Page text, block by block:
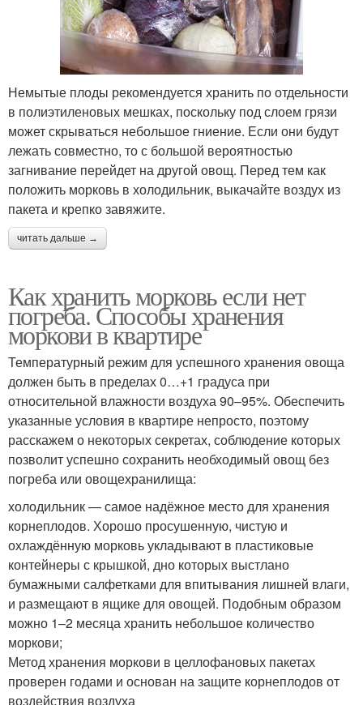
Немытые плоды рекомендуется хранить по отдельности
в полиэтиленовых мешках, поскольку под слоем грязи
может скрываться небольшое гниение. Если они будут
лежать совместно, то с большой вероятностью
загнивание перейдет на другой овощ. Перед тем как
положить морковь в холодильник, выкачайте воздух из
пакета и крепко завяжите.
читать дальше →
Как хранить морковь если нет
погреба. Способы хранения
моркови в квартире
Температурный режим для успешного хранения овоща
должен быть в пределах 0…+1 градуса при
относительной влажности воздуха 90–95%. Обеспечить
указанные условия в квартире непросто, поэтому
расскажем о некоторых секретах, соблюдение которых
позволит успешно сохранить необходимый овощ без
погреба или овощехранилища:
холодильник — самое надёжное место для хранения
корнеплодов. Хорошо просушенную, чистую и
охлаждённую морковь укладывают в пластиковые
контейнеры с крышкой, дно которых выстлано
бумажными салфетками для впитывания лишней влаги,
и размещают в ящике для овощей. Подобным образом
можно 1–2 месяца хранить небольшое количество
моркови;
Метод хранения моркови в целлофановых пакетах
проверен годами и основан на защите корнеплодов от
воздействия воздуха